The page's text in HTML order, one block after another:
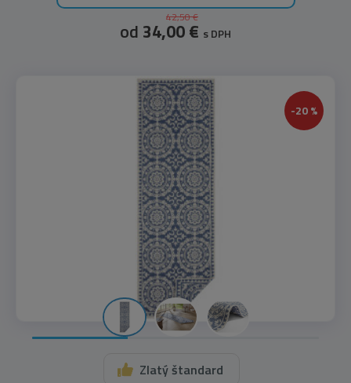
42,50 €
od 34,00 € s DPH
-20 %
Zlatý štandard